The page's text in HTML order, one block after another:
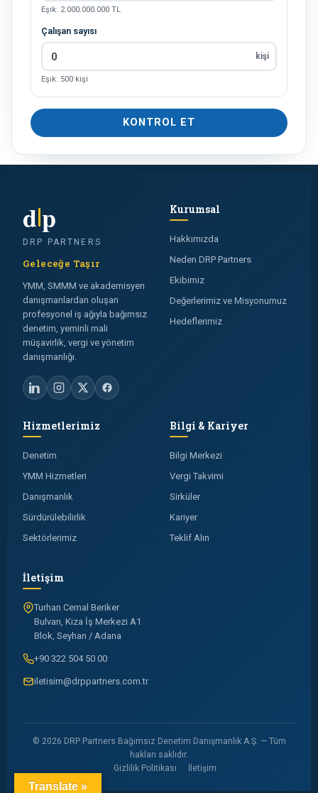
Eşik: 2.000.000.000 TL
Çalışan sayısı
kişi
Eşik: 500 kişi
KONTROL ET
dp
DRP PARTNERS
Geleceğe Taşır
YMM, SMMM ve akademisyen
danışmanlardan oluşan
profesyonel iş ağıyla bağımsız
denetim, yeminli mali
müşavirlik, vergi ve yönetim
danışmanlığı.
Kurumsal
Hakkımızda
Neden DRP Partners
Ekibimiz
Değerlerimiz ve Misyonumuz
Hedeflerimiz
Hizmetlerimiz
Denetim
YMM Hizmetleri
Danışmanlık
Sürdürülebilirlik
Sektörlerimiz
Bilgi & Kariyer
Bilgi Merkezi
Vergi Takvimi
Sirküler
Kariyer
Teklif Alın
İletişim
Turhan Cemal Beriker
Bulvarı, Kiza İş Merkezi A1
Blok, Seyhan / Adana
+90 322 504 50 00
iletisim@drppartners.com.tr
© 2026 DRP Partners Bağımsız Denetim Danışmanlık A.Ş. — Tüm
hakları saklıdır.
Gizlilik Politikası
İletişim
Translate »